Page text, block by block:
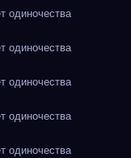
одиночества
одиночества
одиночества
одиночества
одиночества